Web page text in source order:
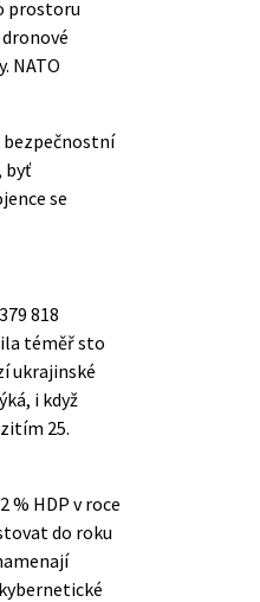
prostoru
NATO
bezpečnostní
byť
se
818
téměř sto
ukrajinské
i když
25.
% HDP v roce
do roku